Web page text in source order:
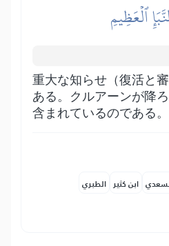
ٱلۡعَظِيمِ
重大な知らせ（復活と
ある。クルアーンが降
含まれているのである。
ابن كثير الطبري